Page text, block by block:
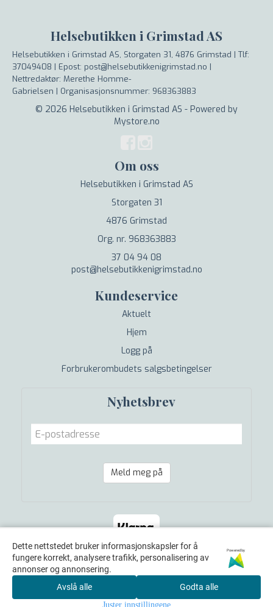
Helsebutikken i Grimstad AS
Helsebutikken i Grimstad AS, Storgaten 31, 4876 Grimstad | Tlf:
37049408 | Epost: post@helsebutikkenigrimstad.no |
Nettredaktør: Merethe Homme-
Gabrielsen | Organisasjonsnummer: 968363883
© 2026 Helsebutikken i Grimstad AS - Powered by
Mystore.no
Om oss
Helsebutikken i Grimstad AS
Storgaten 31
4876 Grimstad
Org. nr. 968363883
37 04 94 08
post@helsebutikkenigrimstad.no
Kundeservice
Aktuelt
Hjem
Logg på
Forbrukerombudets salgsbetingelser
Nyhetsbrev
Meld meg på
© 2026 Helsebutikken i Grimstad AS - Powered by
Dette nettstedet bruker informasjonskapsler for å
fungere korrekt, analysere trafikk, personalisering av
annonser og annonsering.
Powered by
Avslå alle Godta alle
Juster innstillingene